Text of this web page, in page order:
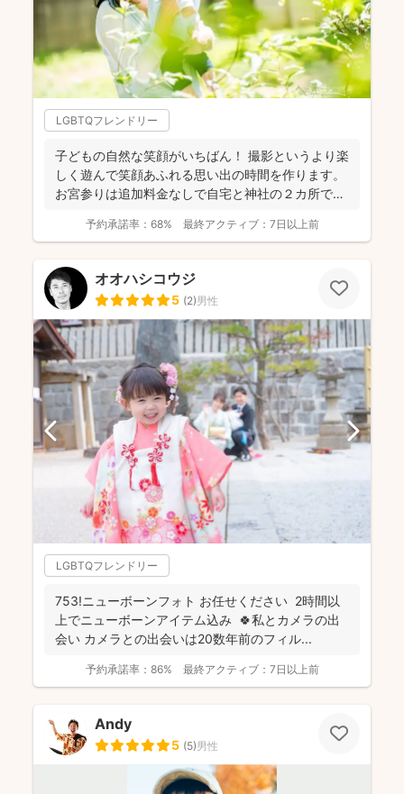
LGBTQフレンドリー
子どもの自然な笑顔がいちばん！ 撮影というより楽
しく遊んで笑顔あふれる思い出の時間を作ります。
お宮参りは追加料金なしで自宅と神社の２カ所で撮
予約承諾率： 68% 最終アクティブ： 7日以上前
オオハシコウジ
5 (2)男性
LGBTQフレンドリー
753!ニューボーンフォト お任せください 2時間以
上でニューボーンアイテム込み 🍀私とカメラの出
会い カメラとの出会いは20数年前のフィル...
予約承諾率： 86% 最終アクティブ： 7日以上前
Andy
5 (5)男性